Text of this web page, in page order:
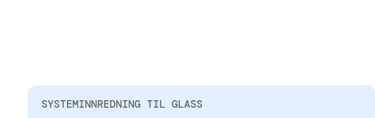
SYSTEMINNREDNING TIL GLASS